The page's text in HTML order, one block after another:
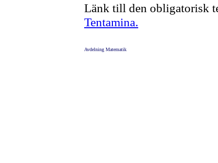
Länk till den obligatorisk
Tentamina.
Avdelning Matematik